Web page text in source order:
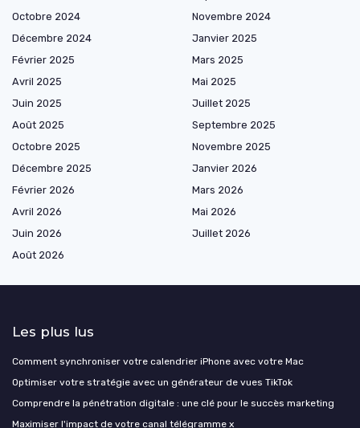
Octobre 2024
Novembre 2024
Décembre 2024
Janvier 2025
Février 2025
Mars 2025
Avril 2025
Mai 2025
Juin 2025
Juillet 2025
Août 2025
Septembre 2025
Octobre 2025
Novembre 2025
Décembre 2025
Janvier 2026
Février 2026
Mars 2026
Avril 2026
Mai 2026
Juin 2026
Juillet 2026
Août 2026
Les plus lus
Comment synchroniser votre calendrier iPhone avec votre Mac
Optimiser votre stratégie avec un générateur de vues TikTok
Comprendre la pénétration digitale : une clé pour le succès marketing
Maximiser l'impact de votre canal télégramme x